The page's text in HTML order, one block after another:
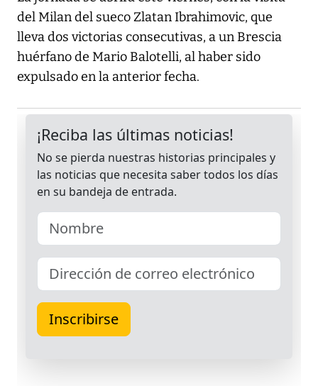
del Milan del sueco Zlatan Ibrahimovic, que
lleva dos victorias consecutivas, a un Brescia
huérfano de Mario Balotelli, al haber sido
expulsado en la anterior fecha.